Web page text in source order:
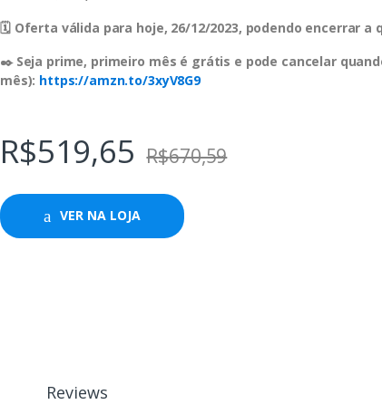
🗓 Oferta válida para hoje, 26/12/2023, podendo encerrar a
✒️ Seja prime, primeiro mês é grátis e pode cancelar
mês): https://amzn.to/3xyV8G9
R$519,65 R$670,59
VER NA LOJA
Reviews